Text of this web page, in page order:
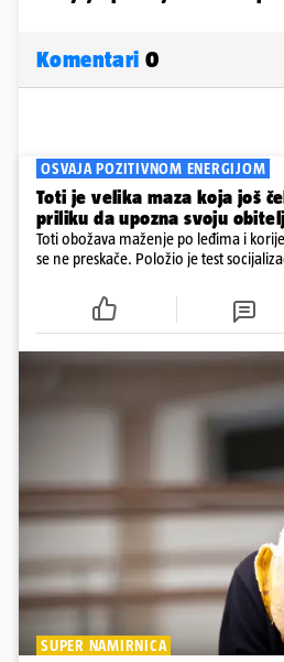
Komentari 0
OSVAJA POZITIVNOM ENERGIJOM
Toti je velika maza koja još
priliku da upozna svoju obitelj
Toti obožava maženje po leđima i
se ne preskače. Položio je test
cijepljen protiv virusnih zaraznih bolesti
SUPER NAMIRNICA